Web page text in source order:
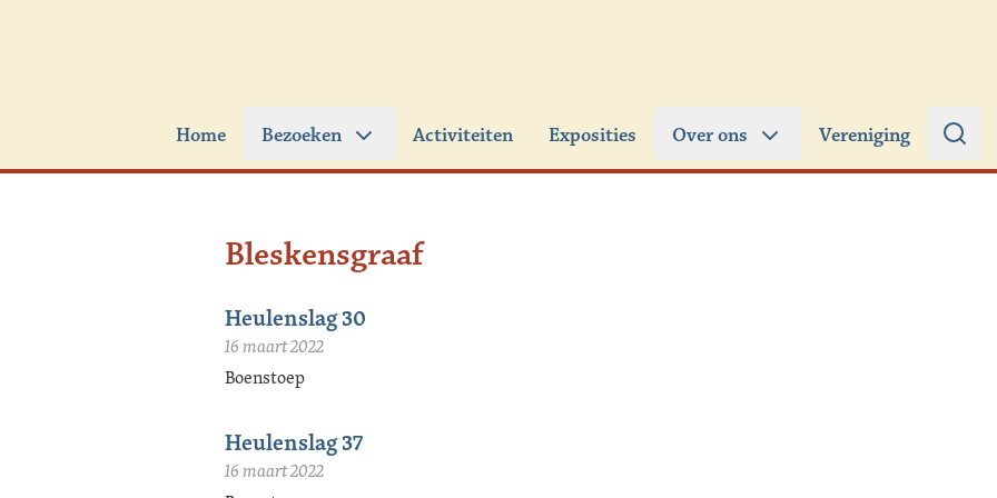
Home Bezoeken Activiteiten Exposities Over ons Vereniging
Bleskensgraaf
Heulenslag 30
16 maart 2022
Boenstoep
Heulenslag 37
16 maart 2022